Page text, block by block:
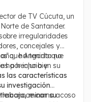
de TV Cúcuta, un
de Santander.
irregularidades
concejales y
año, ha tenido que
por injuria y
que Angarita no
ha hecho bien su
las características
investigación
minar su
conoce como acoso